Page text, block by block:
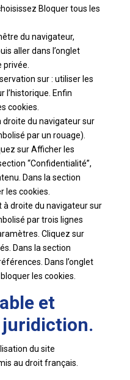
Bloquer tous les
du navigateur,
aller dans l’onglet
privée.
sur : utiliser les
l’historique. Enfin
cookies.
droite du navigateur sur
par un rouage).
sur Afficher les
“Confidentialité”,
Dans la section
les cookies.
à droite du navigateur sur
par trois lignes
Cliquez sur
Dans la section
Dans l’onglet
les cookies.
et
du site
au droit français.